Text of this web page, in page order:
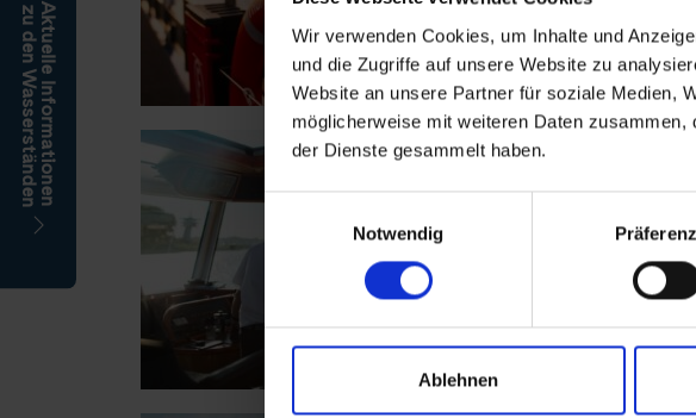
Wir verwenden Cookies, um Inhalte und
und die Zugriffe auf unsere Website zu
Website an unsere Partner für soziale Medien,
möglicherweise mit weiteren Daten
der Dienste gesammelt haben.
Einwilligungsauswahl
Notwendig
Ablehnen
Aktuelle Informationen
zu den Wasserständen